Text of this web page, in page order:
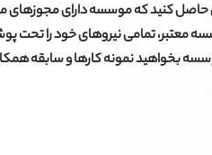
کنید که موسسه دارای مجوزهای
معتبر، تمامی نیروهای خود را تحت
بخواهید نمونه کارها و سابقه